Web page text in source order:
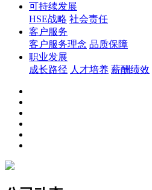
可持续发展
HSE战略 社会责任
客户服务
客户服务理念 品质保障
职业发展
成长路径 人才培养 薪酬绩效